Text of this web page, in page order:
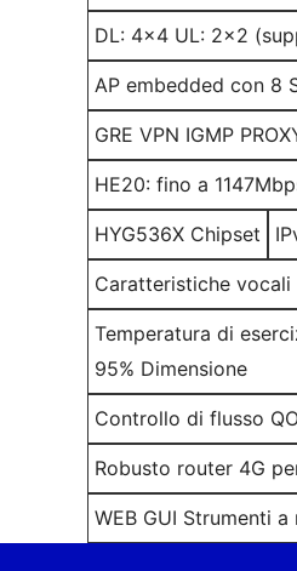
DL: 4x4 UL: 2x2
AP embedded con 8
GRE VPN IGMP
HE20: fino a
HYG536X Chipset
Caratteristiche vocali
Temperatura di
95% Dimensione
Controllo di flusso
Robusto router 4G
WEB GUI Strumenti